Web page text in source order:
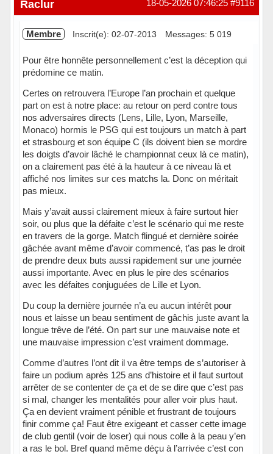
#9116
18-05-2026 07:46:25
Raclur
Membre Inscrit(e): 02-07-2013 Messages: 5 019
Pour être honnête personnellement c’est la déception qui
prédomine ce matin.
Certes on retrouvera l’Europe l’an prochain et quelque
part on est à notre place: au retour on perd contre tous
nos adversaires directs (Lens, Lille, Lyon, Marseille,
Monaco) hormis le PSG qui est toujours un match à part
et strasbourg et son équipe C (ils doivent bien se mordre
les doigts d’avoir lâché le championnat ceux là ce matin),
on a clairement pas été à la hauteur à ce niveau là et
affiché nos limites sur ces matchs la. Donc on méritait
pas mieux.
Mais y’avait aussi clairement mieux à faire surtout hier
soir, ou plus que la défaite c’est le scénario qui me reste
en travers de la gorge. Match flingué et dernière soirée
gâchée avant même d’avoir commencé, t’as pas le droit
de prendre deux buts aussi rapidement sur une journée
aussi importante. Avec en plus le pire des scénarios
avec les défaites conjuguées de Lille et Lyon.
Du coup la dernière journée n’a eu aucun intérêt pour
nous et laisse un beau sentiment de gâchis juste avant la
longue trêve de l’été. On part sur une mauvaise note et
une mauvaise impression c’est vraiment dommage.
Comme d’autres l’ont dit il va être temps de s’autoriser à
faire un podium après 125 ans d’histoire et il faut surtout
arrêter de se contenter de ça et de se dire que c’est pas
si mal, changer les mentalités pour aller voir plus haut.
Ça en devient vraiment pénible et frustrant de toujours
finir comme ça! Faut être exigeant et casser cette image
de club gentil (voir de loser) qui nous colle à la peau y’en
a ras le bol. Bref quand même déçu à l’arrivée c’est con